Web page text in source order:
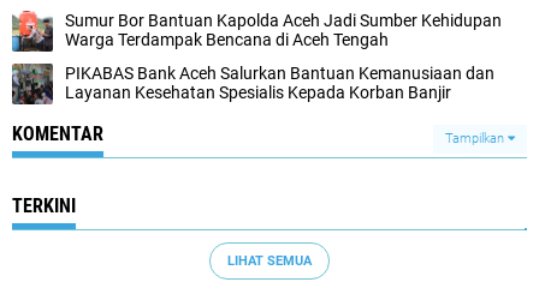
Sumur Bor Bantuan Kapolda Aceh Jadi Sumber Kehidupan
Warga Terdampak Bencana di Aceh Tengah
PIKABAS Bank Aceh Salurkan Bantuan Kemanusiaan dan
Layanan Kesehatan Spesialis Kepada Korban Banjir
KOMENTAR Tampilkan
TERKINI
LIHAT SEMUA